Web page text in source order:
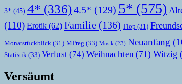
3* (45) 4* (336)4.5* (129) 5* (575)
(110) Erotik (62) Familie (136) Flop (31)
Monatsrückblick (31) MPreg (33) Musik (23) Neuanfang
Statistik (33) Verlust (74) Weihnachten (71) Witzig
Versäumt